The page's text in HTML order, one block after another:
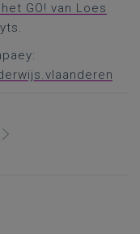
GO! van Loes